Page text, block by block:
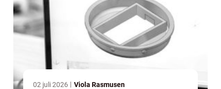
02 juli 2026 Viola Rasmusen